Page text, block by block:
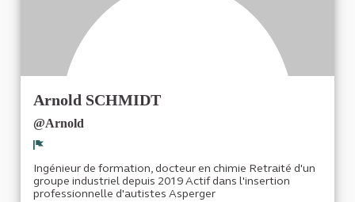
Arnold SCHMIDT
@Arnold
Signaler
Ingénieur de formation, docteur en chimie Retraité d'un
groupe industriel depuis 2019 Actif dans l'insertion
professionnelle d'autistes Asperger